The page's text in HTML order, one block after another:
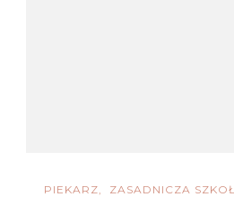
PIEKARZ ZASADNICZA